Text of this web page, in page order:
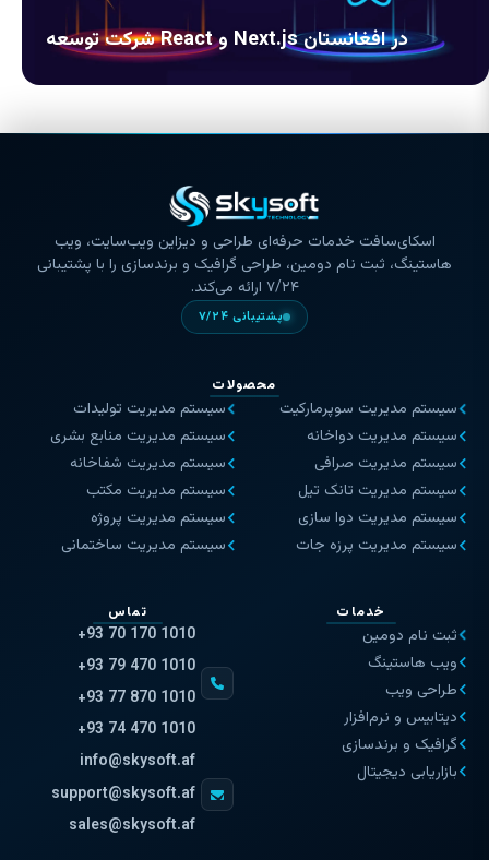
شرکت توسعه React و Next.js در افغانستان
اسکای‌سافت خدمات حرفه‌ای طراحی و دیزاین ویب‌سایت، ویب
هاستینگ، ثبت نام دومین، طراحی گرافیک و برندسازی را با پشتیبانی
۷/۲۴ ارائه می‌کند.
پشتیبانی ۷/۲۴
محصولات
سیستم مدیریت سوپرمارکیت
سیستم مدیریت دواخانه
سیستم مدیریت صرافی
سیستم مدیریت تانک تیل
سیستم مدیریت دوا سازی
سیستم مدیریت پرزه جات
سیستم مدیریت تولیدات
سیستم مدیریت منابع بشری
سیستم مدیریت شفاخانه
سیستم مدیریت مکتب
سیستم مدیریت پروژه
سیستم مدیریت ساختمانی
خدمات
ثبت نام دومین
ویب هاستینگ
طراحی ویب
دیتابیس و نرم‌افزار
گرافیک و برندسازی
بازاریابی دیجیتال
تماس
+93 70 170 1010
+93 79 470 1010
+93 77 870 1010
+93 74 470 1010
info@skysoft.af
support@skysoft.af
sales@skysoft.af